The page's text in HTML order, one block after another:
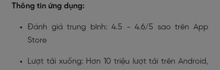
Thông tin ứng dụng:
Đánh giá trung bình: 4.5 - 4.6/5 sao trên App
Store
Lượt tải xuống: Hơn 10 triệu lượt tải trên Android,